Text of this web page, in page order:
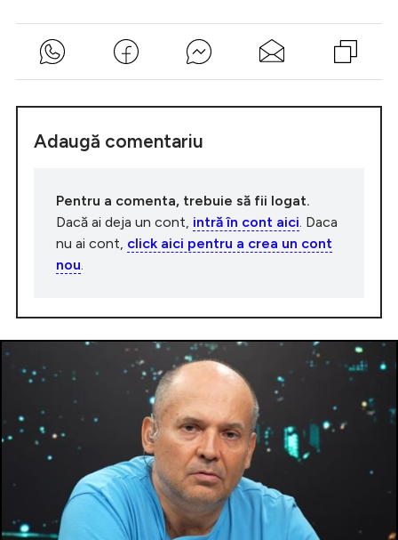
Adaugă comentariu
Pentru a comenta, trebuie să fii logat.
Dacă ai deja un cont, intră în cont aici . Daca
nu ai cont, click aici pentru a crea un cont
nou